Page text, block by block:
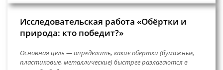
Исследовательская работа «Обёртки и
природа: кто победит?»
Основная цель — определить, какие обёртки (бумажные,
пластиковые, металлические) быстрее разлагаются в